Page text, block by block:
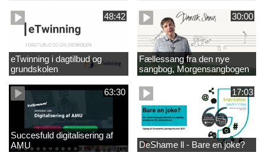
48:42
eTwinning i dagtilbud og
grundskolen
30:00
Fællessang fra den nye
sangbog, Morgensangbogen
(4)
63:30
Succesfuld digitalisering af
AMU
17:03
DeShame ll - Bare en joke?